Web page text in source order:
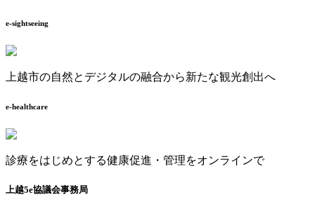
e-sightseeing
上越市の自然とデジタルの融合から新たな観光創出へ
e-healthcare
診療をはじめとする健康促進・管理をオンラインで
上越5e協議会事務局